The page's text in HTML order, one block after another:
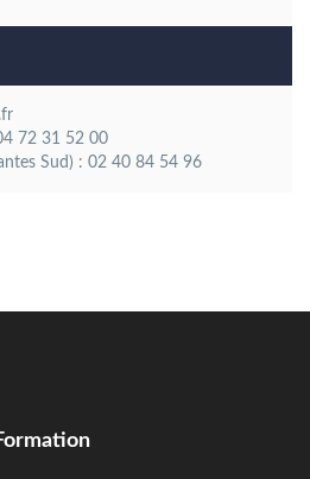
72 31 52 00
Sud) : 02 40 84 54 96